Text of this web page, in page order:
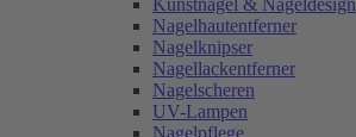
Kunstnägel & Nageldesign
Nagelhautentferner
Nagelknipser
Nagellackentferner
Nagelscheren
UV-Lampen
Nagelpflege